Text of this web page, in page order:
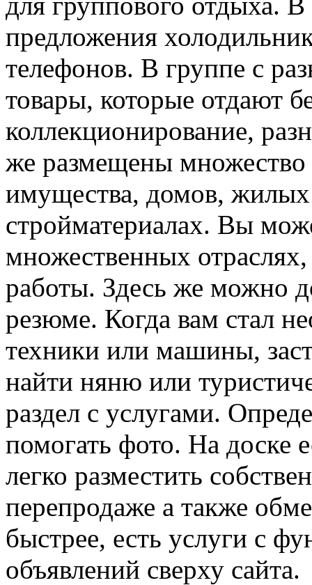
предложения
телефонов. В группе с
товары, которые отдают
коллекционирование,
же размещены
имущества, домов,
стройматериалах. Вы
множественных
работы. Здесь же можно
резюме. Когда вам стал
техники или машины,
найти няню или
раздел с услугами.
помогать фото. На доске
легко разместить
перепродаже а также
быстрее, есть услуги с
объявлений сверху сайта.